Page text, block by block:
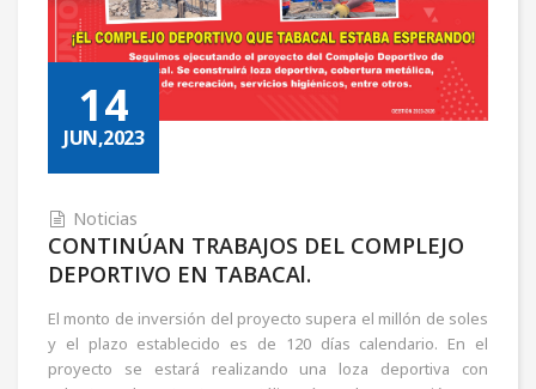
14
JUN,2023
Noticias
CONTINÚAN TRABAJOS DEL COMPLEJO
DEPORTIVO EN TABACAl.
El monto de inversión del proyecto supera el millón de soles
y el plazo establecido es de 120 días calendario. En el
proyecto se estará realizando una loza deportiva con